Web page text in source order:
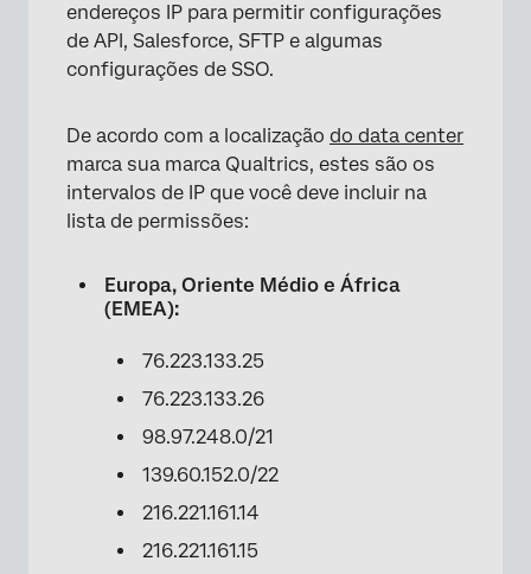
endereços IP para permitir configurações
de API, Salesforce, SFTP e algumas
configurações de SSO.
De acordo com a localização do data center
marca sua marca Qualtrics, estes são os
intervalos de IP que você deve incluir na
lista de permissões:
Europa, Oriente Médio e África
(EMEA):
76.223.133.25
76.223.133.26
98.97.248.0/21
139.60.152.0/22
216.221.161.14
216.221.161.15